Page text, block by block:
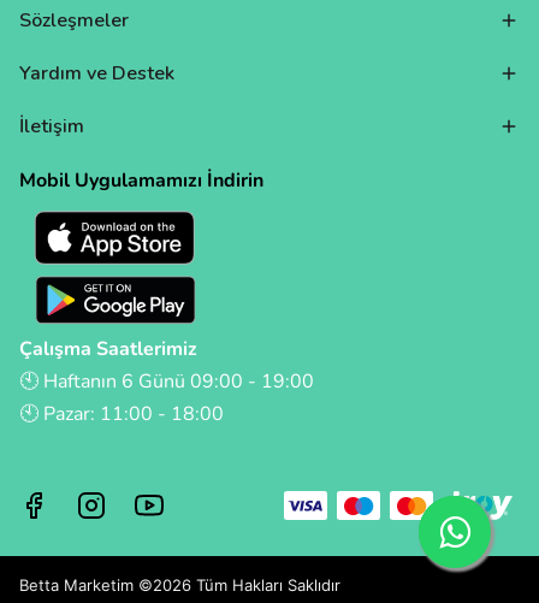
Sözleşmeler
Yardım ve Destek
İletişim
Mobil Uygulamamızı İndirin
Çalışma Saatlerimiz
🕙 Haftanın 6 Günü 09:00 - 19:00
🕙 Pazar: 11:00 - 18:00
Betta Marketim ©2026 Tüm Hakları Saklıdır